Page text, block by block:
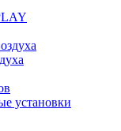
установки